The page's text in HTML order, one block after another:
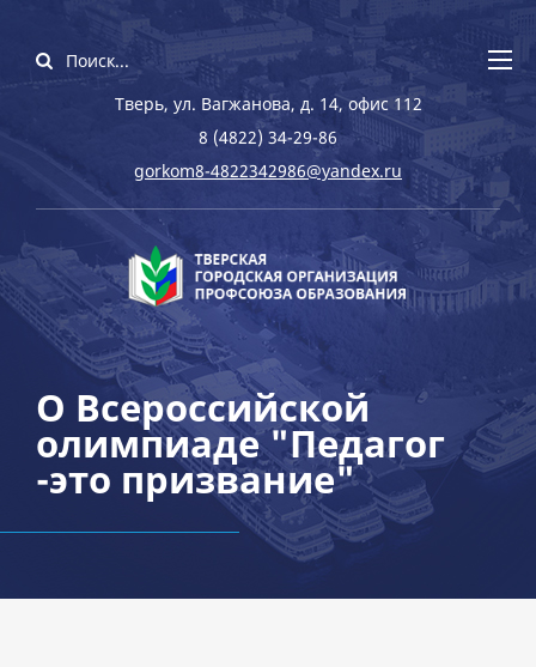
Тверь, ул. Вагжанова, д. 14, офис 112
8 (4822) 34-29-86
gorkom8-4822342986@yandex.ru
О Всероссийской
олимпиаде "Педагог
-это призвание"